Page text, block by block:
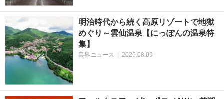
明治時代から続く高原リゾートで地獄
めぐり～雲仙温泉【にっぽんの温泉特
集】
業界ニュース 2026.08.09